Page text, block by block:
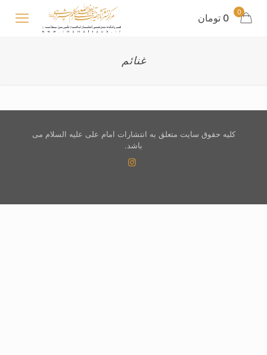
0 0 تومان
غنائم
کلیه حقوق سایت متعلق به انتشارات امام علی علیه السلام می
باشد.